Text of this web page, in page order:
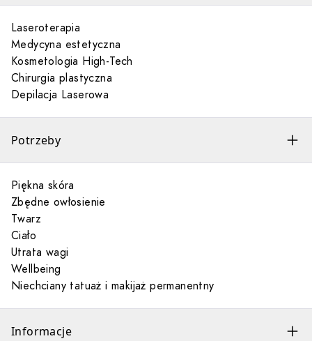
Laseroterapia
Medycyna estetyczna
Kosmetologia High-Tech
Chirurgia plastyczna
Depilacja Laserowa
Potrzeby
Piękna skóra
Zbędne owłosienie
Twarz
Ciało
Utrata wagi
Wellbeing
Niechciany tatuaż i makijaż permanentny
Informacje